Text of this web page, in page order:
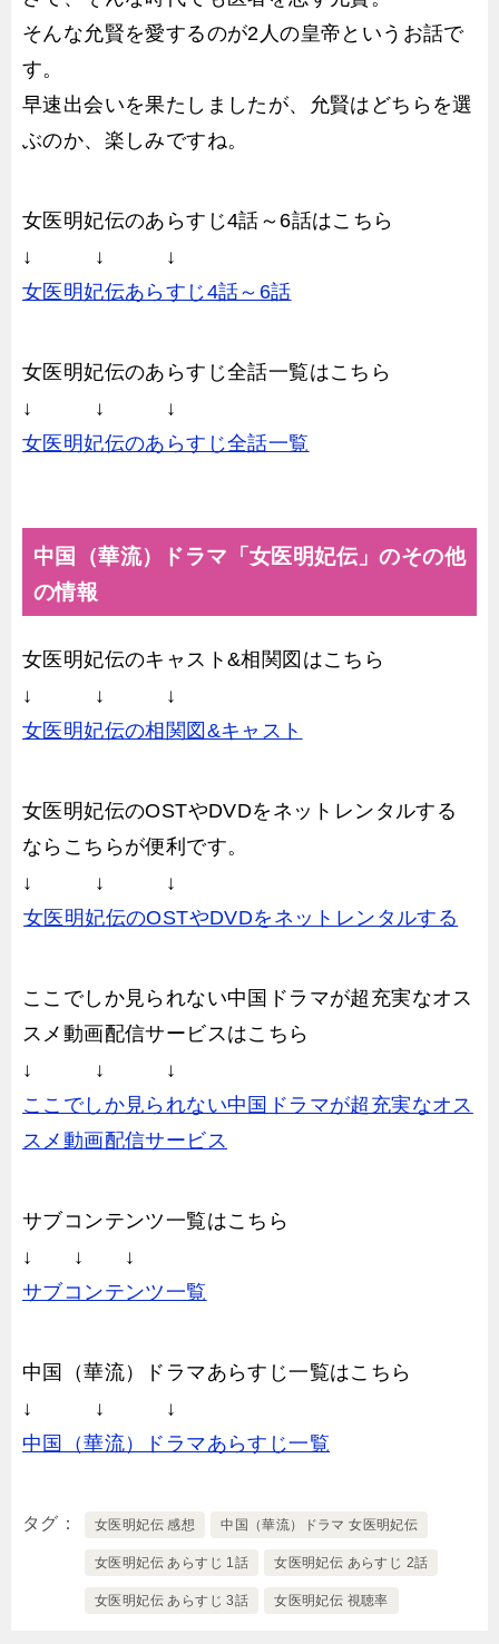
そんな允賢を愛するのが2人の皇帝というお話で
す。
早速出会いを果たしましたが、允賢はどちらを選
ぶのか、楽しみですね。
女医明妃伝のあらすじ4話～6話はこちら
↓ ↓ ↓
女医明妃伝あらすじ4話～6話
女医明妃伝のあらすじ全話一覧はこちら
↓ ↓ ↓
女医明妃伝のあらすじ全話一覧
中国（華流）ドラマ「女医明妃伝」のその他
の情報
女医明妃伝のキャスト&相関図はこちら
↓ ↓ ↓
女医明妃伝の相関図&キャスト
女医明妃伝のOSTやDVDをネットレンタルする
ならこちらが便利です。
↓ ↓ ↓
女医明妃伝のOSTやDVDをネットレンタルする
ここでしか見られない中国ドラマが超充実なオス
スメ動画配信サービスはこちら
↓ ↓ ↓
ここでしか見られない中国ドラマが超充実なオス
スメ動画配信サービス
サブコンテンツ一覧はこちら
↓ ↓ ↓
サブコンテンツ一覧
中国（華流）ドラマあらすじ一覧はこちら
↓ ↓ ↓
中国（華流）ドラマあらすじ一覧
タグ 女医明妃伝 感想 中国（華流）ドラマ 女医明妃伝
女医明妃伝 あらすじ 1話 女医明妃伝 あらすじ 2話
女医明妃伝 あらすじ 3話 女医明妃伝 視聴率